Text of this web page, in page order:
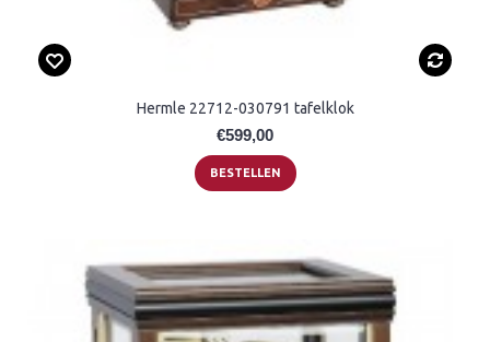
Hermle 22712-030791 tafelklok
€599,00
BESTELLEN